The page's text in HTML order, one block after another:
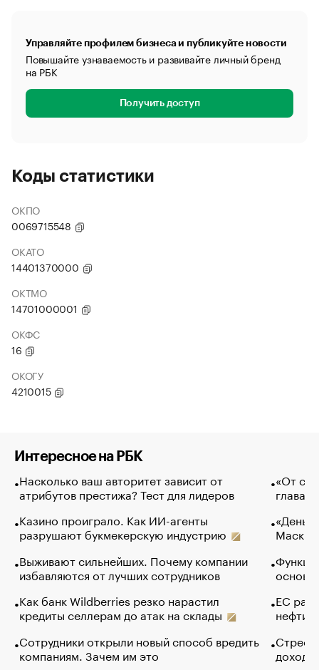
Управляйте профилем бизнеса и публикуйте новости
Повышайте узнаваемость и развивайте личный бренд
на РБК
Получить доступ
Коды статистики
ОКПО
0069715548
ОКАТО
14401370000
ОКТМО
14701000001
ОКФС
16
ОКОГУ
4210015
Интересное на РБК
Насколько ваш авторитет зависит от
атрибутов престижа? Тест для лидеров
Казино проиграло. Как ИИ-агенты
разрушают букмекерскую индустрию
Выживают сильнейших. Почему компании
избавляются от лучших сотрудников
Как банк Wildberries резко нарастил
кредиты селлерам до атак на склады
Сотрудники открыли новый способ вредить
компаниям. Зачем им это
«От
глава
Маск в
основ
ЕС
нефти